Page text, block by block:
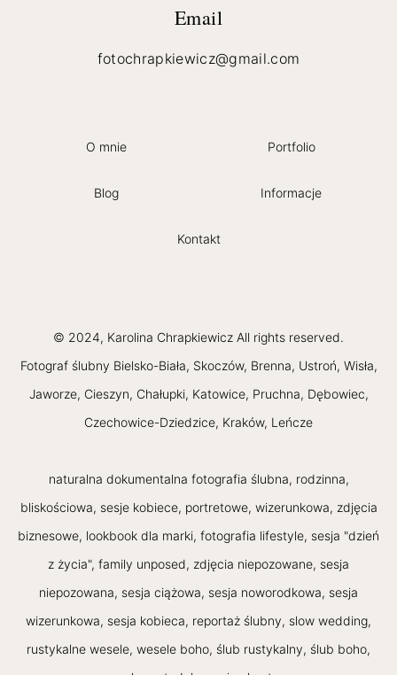
Email
fotochrapkiewicz@gmail.com
O mnie Portfolio
Blog Informacje
Kontakt
© 2024, Karolina Chrapkiewicz All rights reserved.
Fotograf ślubny Bielsko-Biała, Skoczów, Brenna, Ustroń, Wisła,
Jaworze, Cieszyn, Chałupki, Katowice, Pruchna, Dębowiec,
Czechowice-Dziedzice, Kraków, Leńcze
naturalna dokumentalna fotografia ślubna, rodzinna,
bliskościowa, sesje kobiece, portretowe, wizerunkowa, zdjęcia
biznesowe, lookbook dla marki, fotografia lifestyle, sesja "dzień
z życia", family unposed, zdjęcia niepozowane, sesja
niepozowana, sesja ciążowa, sesja noworodkowa, sesja
wizerunkowa, sesja kobieca, reportaż ślubny, slow wedding,
rustykalne wesele, wesele boho, ślub rustykalny, ślub boho,